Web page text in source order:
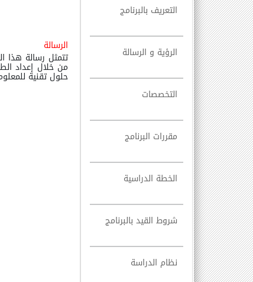
التعريف بالبرنامج
الرؤية و الرسالة
التخصصات
مقررات البرنامج
الخطة الدراسية
شروط القيد بالبرنامج
نظام الدراسة
الرسالة
تتمثل رسالة هذا
من خلال إعداد
حلول تقنية